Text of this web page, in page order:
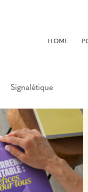
HOME
Signalétique